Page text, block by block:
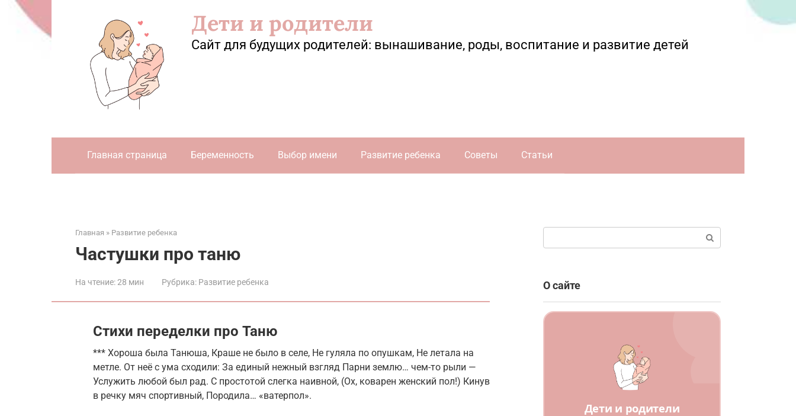
Перейти
Дети и родители
Сайт для будущих родителей: вынашивание, роды, воспитание и развитие детей
Главная страница Беременность Выбор имени Развитие ребенка Советы Статьи
Главная » Развитие ребенка
Частушки про таню
На чтение:28 мин Рубрика: Развитие ребенка
Стихи переделки про Таню
*** Хороша была Танюша, Краше не было в селе, Не гуляла по опушкам, Не летала на
метле. От неё с ума сходили: За единый нежный взгляд Парни землю… чем-то рыли —
Услужить любой был рад. С простотой слегка наивной, (Ох, коварен женский пол!) Кинув
в речку мяч спортивный, Породила… «ватерпол».
О сайте
Дети и родители